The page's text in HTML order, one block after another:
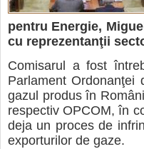
pentru Energie,
cu reprezentanţii
Comisarul a fost
Parlament Ordonanţei
gazul produs în
respectiv OPCOM, în
deja un proces de
exporturilor de gaze.